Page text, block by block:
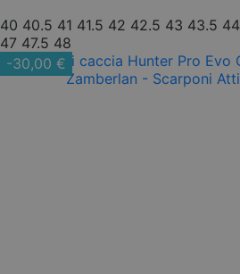
40 40.5 41 41.5 42 42.5 43 43.5 44
47 47.5 48
-30,00 €